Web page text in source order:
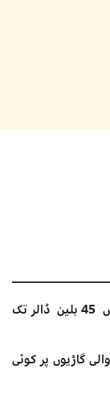
بھارت کی خلائی معیشت اگلے 10 سالوں میں 45 بلین ڈالر تک
گاڑیوں پر کوئی